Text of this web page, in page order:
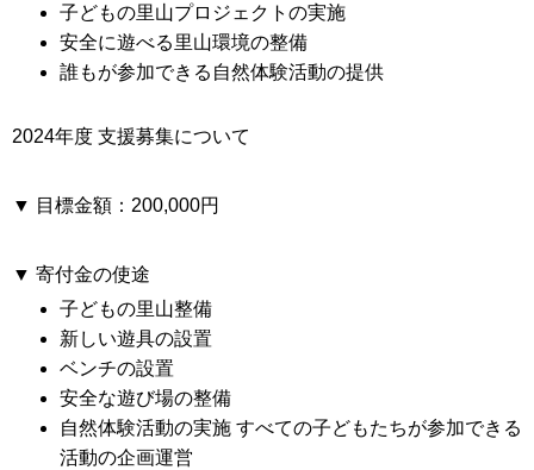
子どもの里山プロジェクトの実施
安全に遊べる里山環境の整備
誰もが参加できる自然体験活動の提供
2024年度 支援募集について
▼ 目標金額： 200,000円
▼ 寄付金の使途
子どもの里山整備
新しい遊具の設置
ベンチの設置
安全な遊び場の整備
自然体験活動の実施 すべての子どもたちが参加できる
活動の企画運営